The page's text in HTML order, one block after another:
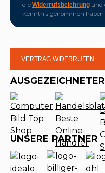
die Widerrufsbelehrung und
Kenntnis genommen haben
VERTRAG WIDERRUFEN
UNSERE PARTNER